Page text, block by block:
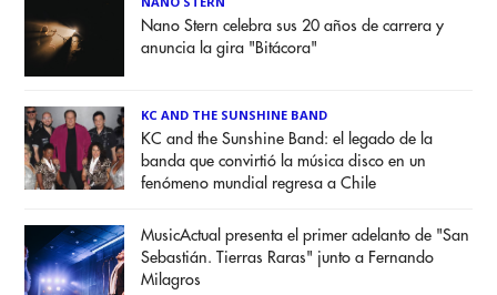
Nano Stern celebra sus 20 años de carrera y
anuncia la gira "Bitácora"
KC AND THE SUNSHINE BAND
KC and the Sunshine Band: el legado de la
banda que convirtió la música disco en un
fenómeno mundial regresa a Chile
MusicActual presenta el primer adelanto de "San
Sebastián. Tierras Raras" junto a Fernando
Milagros